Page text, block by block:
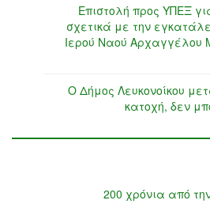
Επιστολή προς ΥΠΕΞ
σχετικά με την
Ιερού Ναού Αρχαγγέλου
Ο Δήμος Λευκονοίκου
κατοχή, δεν
200 χρόνια από